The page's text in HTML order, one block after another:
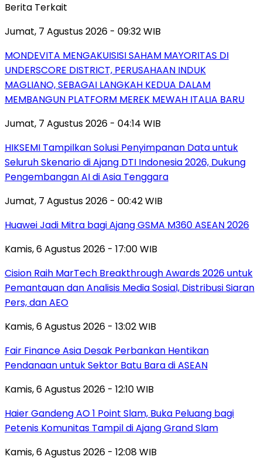
Berita Terkait
Jumat, 7 Agustus 2026 - 09:32 WIB
MONDEVITA MENGAKUISISI SAHAM MAYORITAS DI
UNDERSCORE DISTRICT, PERUSAHAAN INDUK
MAGLIANO, SEBAGAI LANGKAH KEDUA DALAM
MEMBANGUN PLATFORM MEREK MEWAH ITALIA BARU
Jumat, 7 Agustus 2026 - 04:14 WIB
HIKSEMI Tampilkan Solusi Penyimpanan Data untuk
Seluruh Skenario di Ajang DTI Indonesia 2026, Dukung
Pengembangan AI di Asia Tenggara
Jumat, 7 Agustus 2026 - 00:42 WIB
Huawei Jadi Mitra bagi Ajang GSMA M360 ASEAN 2026
Kamis, 6 Agustus 2026 - 17:00 WIB
Cision Raih MarTech Breakthrough Awards 2026 untuk
Pemantauan dan Analisis Media Sosial, Distribusi Siaran
Pers, dan AEO
Kamis, 6 Agustus 2026 - 13:02 WIB
Fair Finance Asia Desak Perbankan Hentikan
Pendanaan untuk Sektor Batu Bara di ASEAN
Kamis, 6 Agustus 2026 - 12:10 WIB
Haier Gandeng AO 1 Point Slam, Buka Peluang bagi
Petenis Komunitas Tampil di Ajang Grand Slam
Kamis, 6 Agustus 2026 - 12:08 WIB